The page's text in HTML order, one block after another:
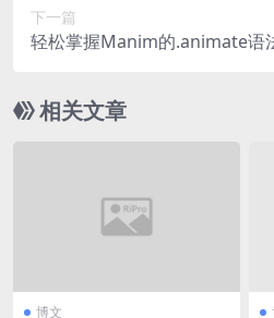
下一篇
轻松掌握Manim的.animate语
相关文章
博文